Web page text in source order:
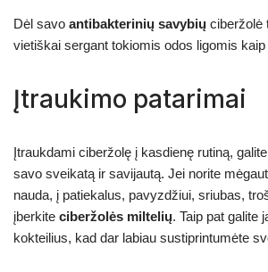
Dėl savo antibakterinių savybių ciberžolė
vietiškai sergant tokiomis odos ligomis
Įtraukimo patarimai
Įtraukdami ciberžolę į kasdienę rutiną,
savo sveikatą ir savijautą. Jei norite
nauda, į patiekalus, pavyzdžiui, sriubas,
įberkite ciberžolės miltelių. Taip pat galite
kokteilius, kad dar labiau sustiprintumėte